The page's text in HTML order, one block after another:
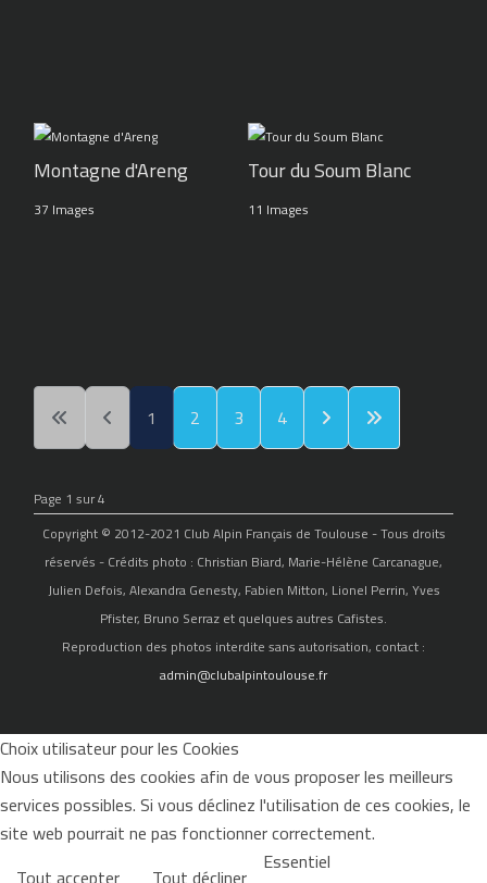
Montagne d'Areng
37 Images
Tour du Soum Blanc
11 Images
1 2 3 4
Page 1 sur 4
Copyright © 2012-2021 Club Alpin Français de Toulouse - Tous droits
réservés - Crédits photo : Christian Biard, Marie-Hélène Carcanague,
Julien Defois, Alexandra Genesty, Fabien Mitton, Lionel Perrin, Yves
Pfister, Bruno Serraz et quelques autres Cafistes.
Reproduction des photos interdite sans autorisation, contact :
admin@clubalpintoulouse.fr
Choix utilisateur pour les Cookies
Nous utilisons des cookies afin de vous proposer les meilleurs
services possibles. Si vous déclinez l'utilisation de ces cookies, le
site web pourrait ne pas fonctionner correctement.
Essentiel